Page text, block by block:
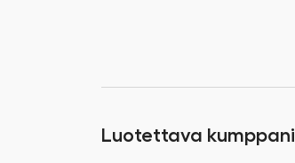
Luotettava kumppani